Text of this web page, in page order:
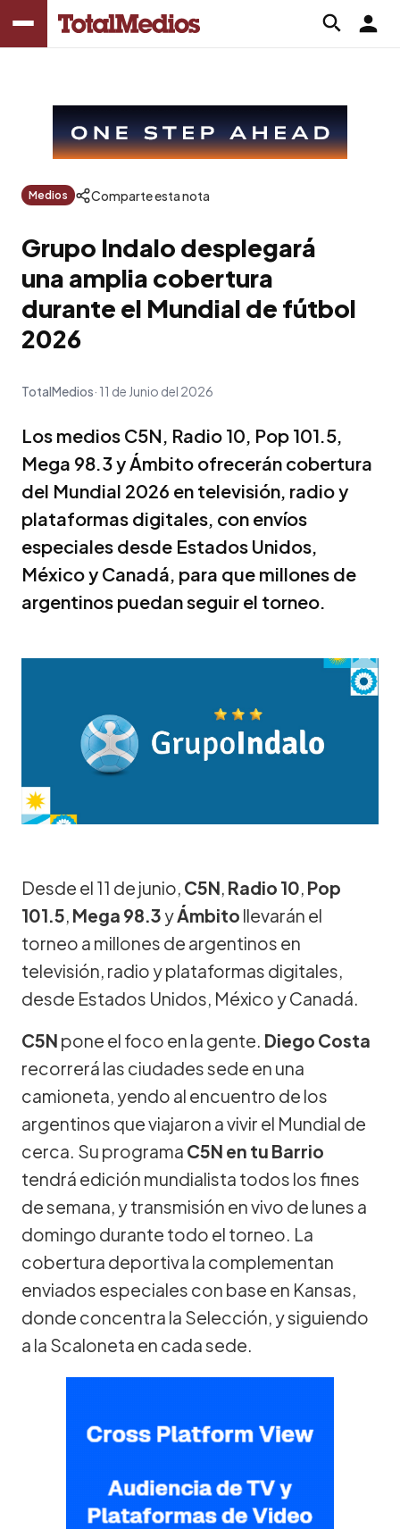
Medios Comparte esta nota
Grupo Indalo desplegará
una amplia cobertura
durante el Mundial de fútbol
2026
TotalMedios 11 de Junio del 2026
Los medios C5N, Radio 10, Pop 101.5,
Mega 98.3 y Ámbito ofrecerán cobertura
del Mundial 2026 en televisión, radio y
plataformas digitales, con envíos
especiales desde Estados Unidos,
México y Canadá, para que millones de
argentinos puedan seguir el torneo.
Desde el 11 de junio, C5N, Radio 10, Pop
101.5, Mega 98.3 yÁmbito llevarán el
torneo a millones de argentinos en
televisión, radio y plataformas digitales,
desde Estados Unidos, México y Canadá.
C5N pone el foco en la gente. Diego Costa
recorrerá las ciudades sede en una
camioneta, yendo al encuentro de los
argentinos que viajaron a vivir el Mundial de
cerca. Su programa C5N en tu Barrio
tendrá edición mundialista todos los fines
de semana, y transmisión en vivo de lunes a
domingo durante todo el torneo. La
cobertura deportiva la complementan
enviados especiales con base en Kansas,
donde concentra la Selección, y siguiendo
a la Scaloneta en cada sede.